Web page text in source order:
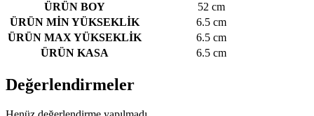
ÜRÜN BOY
52 cm
ÜRÜN MİN YÜKSEKLİK
6.5 cm
ÜRÜN MAX YÜKSEKLİK
6.5 cm
ÜRÜN KASA
6.5 cm
Değerlendirmeler